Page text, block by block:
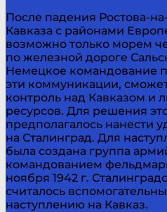
После падения Ростова-
Кавказа с районами
возможно только морем
по железной дороге
Немецкое командование
эти коммуникации,
контроль над Кавказом и
ресурсов. Для решения
предполагалось нанести
на Сталинград. Для
была создана группа
командованием
ноября 1942 г.
считалось
наступлению на Кавказ.